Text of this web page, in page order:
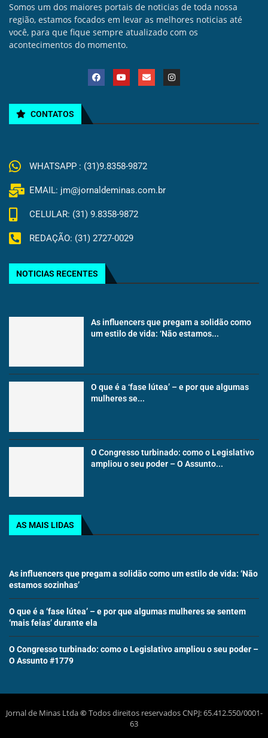
Somos um dos maiores portais de noticias de toda nossa
região, estamos focados em levar as melhores noticias até
você, para que fique sempre atualizado com os
acontecimentos do momento.
CONTATOS
WHATSAPP : (31)9.8358-9872
EMAIL: jm@jornaldeminas.com.br
CELULAR: (31) 9.8358-9872
REDAÇÃO: (31) 2727-0029
NOTICIAS RECENTES
As influencers que pregam a solidão como
um estilo de vida: ‘Não estamos...
O que é a ‘fase lútea’ – e por que algumas
mulheres se...
O Congresso turbinado: como o Legislativo
ampliou o seu poder – O Assunto...
AS MAIS LIDAS
As influencers que pregam a solidão como um estilo de vida: ‘Não
estamos sozinhas’
O que é a ‘fase lútea’ – e por que algumas mulheres se sentem
‘mais feias’ durante ela
O Congresso turbinado: como o Legislativo ampliou o seu poder –
O Assunto #1779
Jornal de Minas Ltda©Todos direitos reservados CNPJ: 65.412.550/0001-
63